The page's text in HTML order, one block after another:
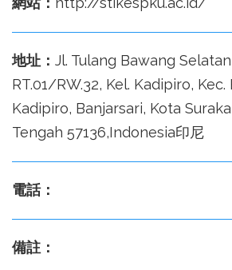
地址： Jl. Tulang Bawang
RT.01/RW.32, Kel. Kadipiro, Kec.
Kadipiro, Banjarsari, Kota
Tengah 57136,Indonesia印尼
電話：
備註：